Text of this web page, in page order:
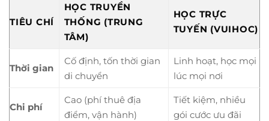
TIÊU CHÍ
HỌC TRUYỀN
THỐNG (TRUNG
TÂM)
HỌC TRỰC
TUYẾN (VUIHOC)
Thời gian
Cố định, tốn thời gian
di chuyển
Linh hoạt, học mọi
lúc mọi nơi
Chi phí
Cao (phí thuê địa
điểm, vận hành)
Tiết kiệm, nhiều
gói cước ưu đãi